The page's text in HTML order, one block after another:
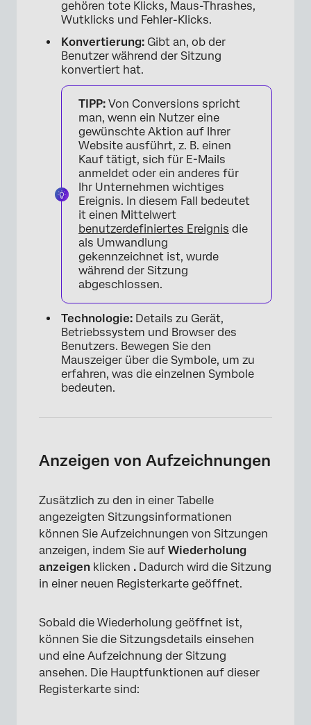
gehören tote Klicks, Maus-Thrashes,
Wutklicks und Fehler-Klicks.
Konvertierung: Gibt an, ob der
Benutzer während der Sitzung
konvertiert hat.
TIPP: Von Conversions spricht
man, wenn ein Nutzer eine
gewünschte Aktion auf Ihrer
Website ausführt, z. B. einen
Kauf tätigt, sich für E-Mails
anmeldet oder ein anderes für
Ihr Unternehmen wichtiges
Ereignis. In diesem Fall bedeutet
it einen Mittelwert
benutzerdefiniertes Ereignis die
als Umwandlung
gekennzeichnet ist, wurde
während der Sitzung
abgeschlossen.
Technologie: Details zu Gerät,
Betriebssystem und Browser des
Benutzers. Bewegen Sie den
Mauszeiger über die Symbole, um zu
erfahren, was die einzelnen Symbole
bedeuten.
Anzeigen von Aufzeichnungen
Zusätzlich zu den in einer Tabelle
angezeigten Sitzungsinformationen
können Sie Aufzeichnungen von Sitzungen
anzeigen, indem Sie auf Wiederholung
anzeigen klicken . Dadurch wird die Sitzung
in einer neuen Registerkarte geöffnet.
Sobald die Wiederholung geöffnet ist,
können Sie die Sitzungsdetails einsehen
und eine Aufzeichnung der Sitzung
ansehen. Die Hauptfunktionen auf dieser
Registerkarte sind: